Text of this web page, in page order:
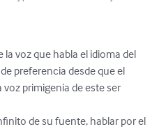
la voz que habla el idioma del
preferencia desde que el
primigenia de este ser
de su fuente, hablar por el